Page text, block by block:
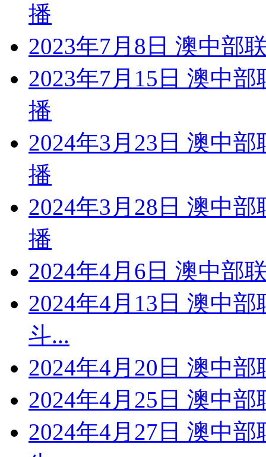
播
2023年7月8日 澳中部
2023年7月15日 澳中
播
2024年3月23日 澳中
播
2024年3月28日 澳中
播
2024年4月6日 澳中部
2024年4月13日 澳中
斗...
2024年4月20日 澳中
2024年4月25日 澳中
2024年4月27日 澳中